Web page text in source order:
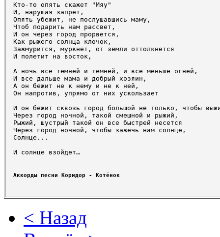
Кто-то опять скажет "Мяу"
И, нарушая запрет,
Опять убежит, не послушавшись маму,
Чтоб подарить нам рассвет,
И он через город прорвется,
Как рыжего солнца клочок,
Зажмурится, муркнет, от земли оттолкнется
И полетит на восток,
А ночь все темней и темней, и все меньше огней,
И все дальше мама и добрый хозяин,
А он бежит не к нему и не к ней,
Он напротив, упрямо от них ускользает
И он бежит сквозь город большой не только, чтобы
Через город ночной, такой смешной и рыжий,
Рыжий, шустрый такой он все быстрей несется
Через город ночной, чтобы зажечь нам солнце,
Солнце...
И солнце взойдет…
Аккорды песни Коридор - Котёнок
< Назад